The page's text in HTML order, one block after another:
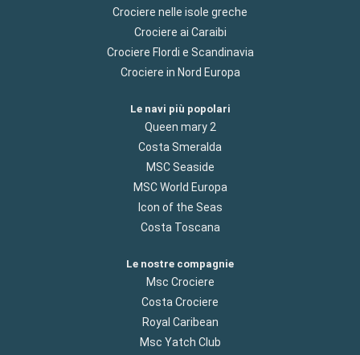
Crociere nelle isole greche
Crociere ai Caraibi
Crociere Flordi e Scandinavia
Crociere in Nord Europa
Le navi più popolari
Queen mary 2
Costa Smeralda
MSC Seaside
MSC World Europa
Icon of the Seas
Costa Toscana
Le nostre compagnie
Msc Crociere
Costa Crociere
Royal Caribean
Msc Yatch Club